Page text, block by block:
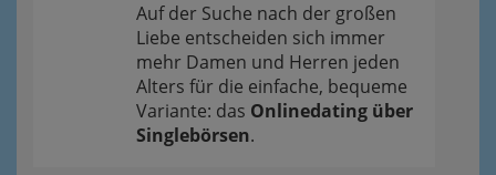
Auf der Suche nach der großen
Liebe entscheiden sich immer
mehr Damen und Herren jeden
Alters für die einfache, bequeme
Variante: das Onlinedating über
Singlebörsen.